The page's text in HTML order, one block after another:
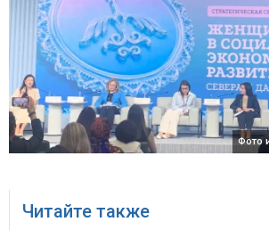
Фото
Читайте также